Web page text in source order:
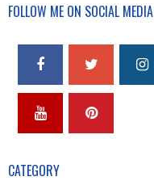
FOLLOW ME ON SOCIAL MEDIA
CATEGORY